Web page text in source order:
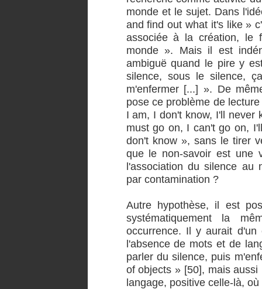
monde et le sujet. Dans
and find out what it's like »
associée à la création, le
monde ». Mais il est
ambiguë quand le pire y
silence, sous le silence,
m'enfermer [...] ». De
pose ce problème de
I am, I don't know, I'll never
must go on, I can't go on,
don't know », sans le tirer
que le non-savoir est une
l'association du silence au
par contamination ?
Autre hypothèse, il est
systématiquement la
occurrence. Il y aurait
l'absence de mots et de
parler du silence, puis
of objects » [50], mais
langage, positive celle-là,